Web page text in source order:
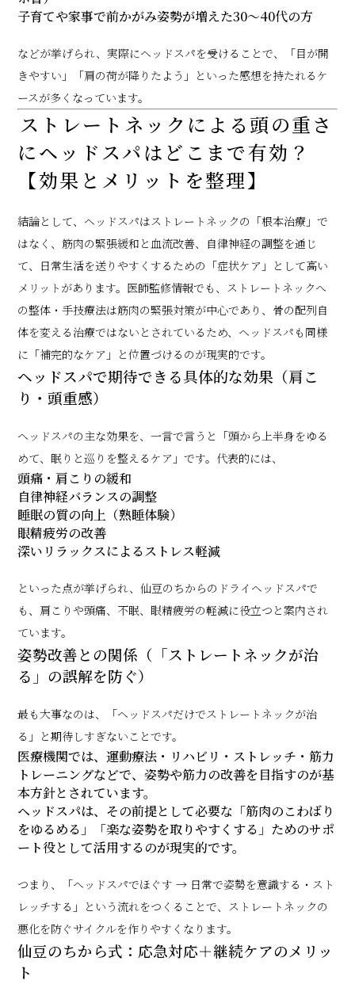
子育てや家事で前かがみ姿勢が増えた30〜40代の方
などが挙げられ、実際にヘッドスパを受けることで、「目が開
きやすい」「肩の荷が降りたよう」といった感想を持たれるケ
ースが多くなっています。
ストレートネックによる頭の重さ
にヘッドスパはどこまで有効？
【効果とメリットを整理】
結論として、ヘッドスパはストレートネックの「根本治療」で
はなく、筋肉の緊張緩和と血流改善、自律神経の調整を通じ
て、日常生活を送りやすくするための「症状ケア」として高い
メリットがあります。医師監修情報でも、ストレートネックへ
の整体・手技療法は筋肉の緊張対策が中心であり、骨の配列自
体を変える治療ではないとされているため、ヘッドスパも同様
に「補完的なケア」と位置づけるのが現実的です。
ヘッドスパで期待できる具体的な効果（肩こ
り・頭重感）
ヘッドスパの主な効果を、一言で言うと「頭から上半身をゆる
めて、眠りと巡りを整えるケア」です。代表的には、
頭痛・肩こりの緩和
自律神経バランスの調整
睡眠の質の向上（熟睡体験）
眼精疲労の改善
深いリラックスによるストレス軽減
といった点が挙げられ、仙豆のちからのドライヘッドスパで
も、肩こりや頭痛、不眠、眼精疲労の軽減に役立つと案内され
ています。
姿勢改善との関係（「ストレートネックが治
る」の誤解を防ぐ）
最も大事なのは、「ヘッドスパだけでストレートネックが治
る」と期待しすぎないことです。
医療機関では、運動療法・リハビリ・ストレッチ・筋力
トレーニングなどで、姿勢や筋力の改善を目指すのが基
本方針とされています。
ヘッドスパは、その前提として必要な「筋肉のこわばり
をゆるめる」「楽な姿勢を取りやすくする」ためのサポ
ート役として活用するのが現実的です。
つまり、「ヘッドスパでほぐす → 日常で姿勢を意識する・スト
レッチする」という流れをつくることで、ストレートネックの
悪化を防ぐサイクルを作りやすくなります。
仙豆のちから式：応急対応＋継続ケアのメリッ
ト